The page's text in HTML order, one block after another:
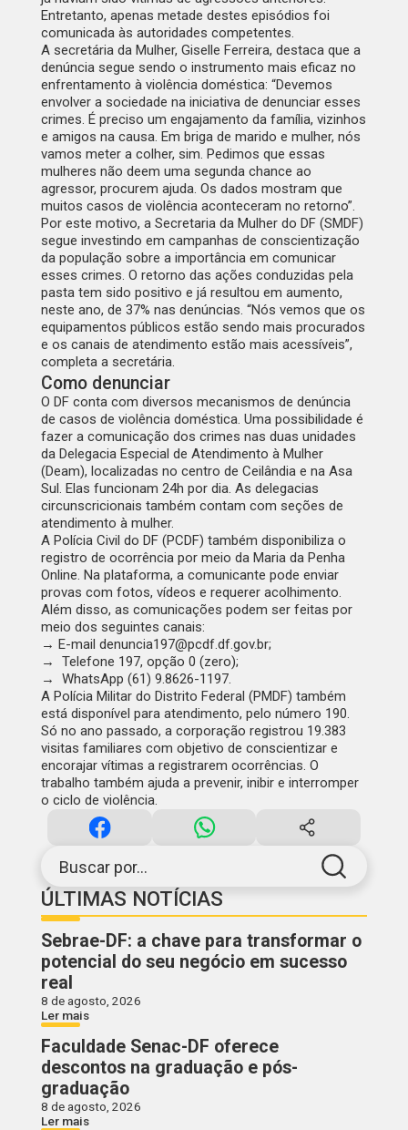
Buscar por...
ÚLTIMAS NOTÍCIAS
Sebrae-DF: a chave para transformar o
potencial do seu negócio em sucesso
real
8 de agosto, 2026
Ler mais
Faculdade Senac-DF oferece
descontos na graduação e pós-
graduação
8 de agosto, 2026
Ler mais
Entretanto, apenas metade destes episódios foi
comunicada às autoridades competentes.
A secretária da Mulher, Giselle Ferreira, destaca que a
denúncia segue sendo o instrumento mais eficaz no
enfrentamento à violência doméstica: “Devemos
envolver a sociedade na iniciativa de denunciar esses
crimes. É preciso um engajamento da família, vizinhos
e amigos na causa. Em briga de marido e mulher, nós
vamos meter a colher, sim. Pedimos que essas
mulheres não deem uma segunda chance ao
agressor, procurem ajuda. Os dados mostram que
muitos casos de violência aconteceram no retorno”.
Por este motivo, a Secretaria da Mulher do DF (SMDF)
segue investindo em campanhas de conscientização
da população sobre a importância em comunicar
esses crimes. O retorno das ações conduzidas pela
pasta tem sido positivo e já resultou em aumento,
neste ano, de 37% nas denúncias. “Nós vemos que os
equipamentos públicos estão sendo mais procurados
e os canais de atendimento estão mais acessíveis”,
completa a secretária.
Como denunciar
O DF conta com diversos mecanismos de denúncia
de casos de violência doméstica. Uma possibilidade é
fazer a comunicação dos crimes nas duas unidades
da Delegacia Especial de Atendimento à Mulher
(Deam), localizadas no centro de Ceilândia e na Asa
Sul. Elas funcionam 24h por dia. As delegacias
circunscricionais também contam com seções de
atendimento à mulher.
A Polícia Civil do DF (PCDF) também disponibiliza o
registro de ocorrência por meio da Maria da Penha
Online. Na plataforma, a comunicante pode enviar
provas com fotos, vídeos e requerer acolhimento.
Além disso, as comunicações podem ser feitas por
meio dos seguintes canais:
→ E-mail denuncia197@pcdf.df.gov.br;
→ Telefone 197, opção 0 (zero);
→ WhatsApp (61) 9.8626-1197.
A Polícia Militar do Distrito Federal (PMDF) também
está disponível para atendimento, pelo número 190.
Só no ano passado, a corporação registrou 19.383
visitas familiares com objetivo de conscientizar e
encorajar vítimas a registrarem ocorrências. O
trabalho também ajuda a prevenir, inibir e interromper
o ciclo de violência.